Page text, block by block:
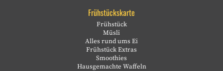
Frühstückskarte
Frühstück
Müsli
Alles rund ums Ei
Frühstück Extras
Smoothies
Hausgemachte Waffeln